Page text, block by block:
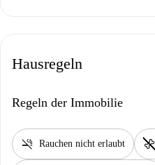
Hausregeln
Regeln der Immobilie
smoke_free Rauchen nicht erlaubt pet_supplies